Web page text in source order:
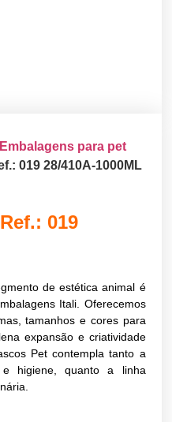
Embalagens para pet
019 28/410A-1000ML
019
de estética animal é
Itali. Oferecemos
tamanhos e cores para
expansão e criatividade
Pet contempla tanto a
higiene, quanto a linha